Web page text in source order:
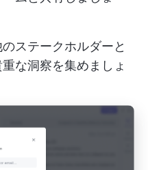
ステークホルダーと
な洞察を集めましょ